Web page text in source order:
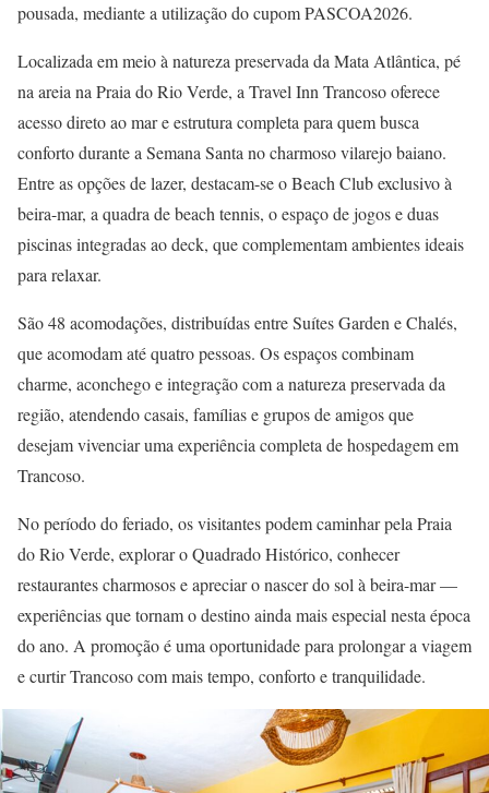
pousada, mediante a utilização do cupom PASCOA2026.
Localizada em meio à natureza preservada da Mata Atlântica, pé
na areia na Praia do Rio Verde, a Travel Inn Trancoso oferece
acesso direto ao mar e estrutura completa para quem busca
conforto durante a Semana Santa no charmoso vilarejo baiano.
Entre as opções de lazer, destacam-se o Beach Club exclusivo à
beira-mar, a quadra de beach tennis, o espaço de jogos e duas
piscinas integradas ao deck, que complementam ambientes ideais
para relaxar.
São 48 acomodações, distribuídas entre Suítes Garden e Chalés,
que acomodam até quatro pessoas. Os espaços combinam
charme, aconchego e integração com a natureza preservada da
região, atendendo casais, famílias e grupos de amigos que
desejam vivenciar uma experiência completa de hospedagem em
Trancoso.
No período do feriado, os visitantes podem caminhar pela Praia
do Rio Verde, explorar o Quadrado Histórico, conhecer
restaurantes charmosos e apreciar o nascer do sol à beira-mar —
experiências que tornam o destino ainda mais especial nesta época
do ano. A promoção é uma oportunidade para prolongar a viagem
e curtir Trancoso com mais tempo, conforto e tranquilidade.